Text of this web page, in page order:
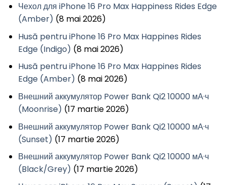
Чехол для iPhone 16 Pro Max Happiness Rides Edge
(Amber) (8 mai 2026)
Husă pentru iPhone 16 Pro Max Happines Rides
Edge (Indigo) (8 mai 2026)
Husă pentru iPhone 16 Pro Max Happines Rides
Edge (Amber) (8 mai 2026)
Внешний аккумулятор Power Bank Qi2 10000 мА·ч
(Moonrise) (17 martie 2026)
Внешний аккумулятор Power Bank Qi2 10000 мА·ч
(Sunset) (17 martie 2026)
Внешний аккумулятор Power Bank Qi2 10000 мА·ч
(Black/Grey) (17 martie 2026)